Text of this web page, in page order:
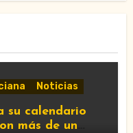
Noticias
su calendario
más de un